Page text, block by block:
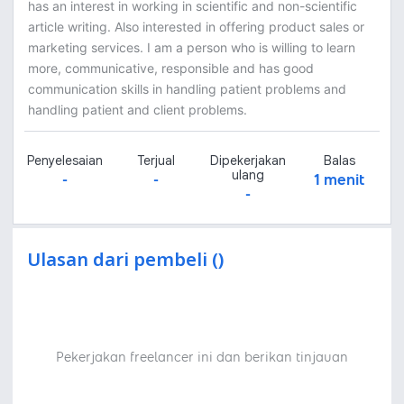
has an interest in working in scientific and non-scientific
article writing. Also interested in offering product sales or
marketing services. I am a person who is willing to learn
more, communicative, responsible and has good
communication skills in handling patient problems and
handling patient and client problems.
Penyelesaian
-
Terjual
-
Dipekerjakan
ulang
-
Balas
1 menit
Ulasan dari pembeli ()
Pekerjakan freelancer ini dan berikan tinjauan